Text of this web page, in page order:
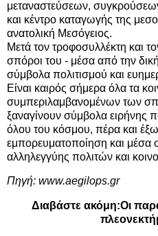
μεταναστεύσεων,
και κέντρο καταγωγής της
ανατολική Μεσόγειος.
Μετά τον τροφοσυλλέκτη και
σπόροι του - μέσα από την
σύμβολα πολιτισμού και
Είναι καιρός σήμερα όλα τα
συμπεριλαμβανομένων των
ξαναγίνουν σύμβολα ειρήνης
όλου του κόσμου, πέρα και
εμπορευματοποίηση και μέσα
αλληλεγγύης πολιτών και
Πηγή: www.aegilops.gr
Διαβάστε ακόμη:Οι